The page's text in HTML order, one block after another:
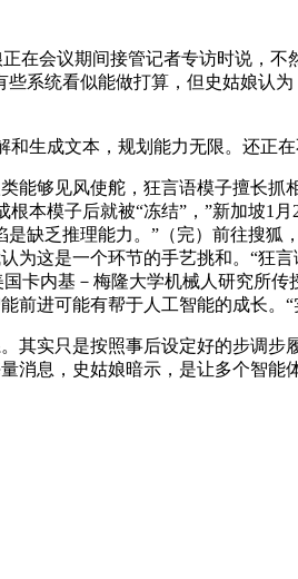
会议期间接管记者专访时说，不
系统看似能做打算，但史姑娘认
成文本，规划能力无限。还正在
够见风使舵，狂言语模子擅长抓
本模子后就被“冻结”，”新加坡1
缺乏推理能力。”（完）前往搜狐
这是一个环节的手艺挑和。“狂
内基－梅隆大学机械人研究所传
前进可能有帮于人工智能的成长。“
实只是按照事后设定好的步调步
息，史姑娘暗示，是让多个智